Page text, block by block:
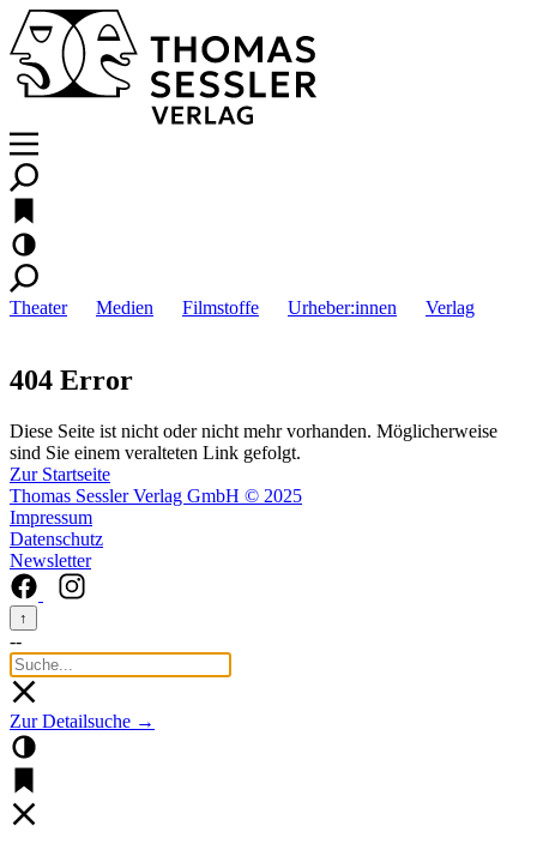
Theater Medien Filmstoffe Urheber:innen Verlag
404 Error
Diese Seite ist nicht oder nicht mehr vorhanden. Möglicherweise
sind Sie einem veralteten Link gefolgt.
Zur Startseite
Thomas Sessler Verlag GmbH © 2025
Impressum
Datenschutz
Newsletter
↑
--
Zur Detailsuche →